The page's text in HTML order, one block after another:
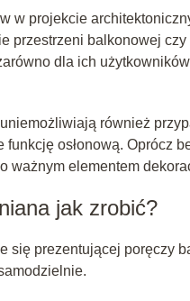
w projekcie
przestrzeni balkonowej
dla ich
również
osłonową. Oprócz
ważnym elementem
jak zrobić?
się prezentującej poręczy